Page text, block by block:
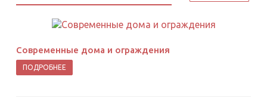
Современные дома и ограждения
ПОДРОБНЕЕ